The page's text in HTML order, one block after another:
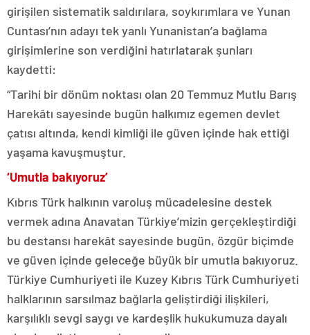
girişilen sistematik saldırılara, soykırımlara ve Yunan
Cuntası’nın adayı tek yanlı Yunanistan’a bağlama
girişimlerine son verdiğini hatırlatarak şunları
kaydetti:
“Tarihi bir dönüm noktası olan 20 Temmuz Mutlu Barış
Harekâtı sayesinde bugün halkımız egemen devlet
çatısı altında, kendi kimliği ile güven içinde hak ettiği
yaşama kavuşmuştur.
‘Umutla bakıyoruz’
Kıbrıs Türk halkının varoluş mücadelesine destek
vermek adına Anavatan Türkiye’mizin gerçekleştirdiği
bu destansı harekât sayesinde bugün, özgür biçimde
ve güven içinde geleceğe büyük bir umutla bakıyoruz.
Türkiye Cumhuriyeti ile Kuzey Kıbrıs Türk Cumhuriyeti
halklarının sarsılmaz bağlarla geliştirdiği ilişkileri,
karşılıklı sevgi saygı ve kardeşlik hukukumuza dayalı